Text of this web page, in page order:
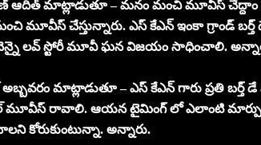
ఆదిత్ మాట్లాడుతూ – మనం మంచి మూవీస్ చేద్దాం
మూవీస్ చేస్తున్నారు. ఎస్ కేఎన్ ఇంకా గ్రాండ్
చెన్నై లవ్ స్టోరీ మూవీ ఘన విజయం సాధించాలి.
మాట్లాడుతూ – ఎస్ కేఎన్ గారు ప్రతి బర్త్
మూవీస్ రావాలి. ఆయన టైమింగ్ లో ఎలాంటి మార్పు
కోరుకుంటున్నా. అన్నారు.